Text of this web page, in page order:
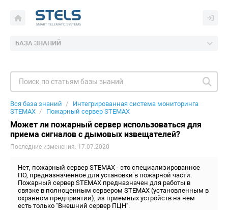
БАЗА ЗНАНИЙ
Вся база знаний
Интегрированная система мониторинга
STEMAX
Пожарный сервер STEMAX
Может ли пожарный сервер использоваться для
приема сигналов с дымовых извещателей?
Последние изменения: 17.07.2020
Нет, пожарный сервер STEMAX - это специализированное
ПО, предназначенное для установки в пожарной части.
Пожарный сервер STEMAX предназначен для работы в
связке в полноценным сервером STEMAX (установленным в
охранном предприятии), из приемных устройств на нем
есть только "Внешний сервер ПЦН".